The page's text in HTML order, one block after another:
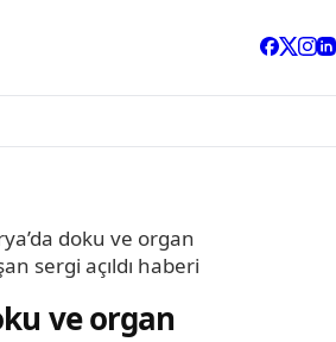
doku ve organ
sergi açıldı haberi
ve organ